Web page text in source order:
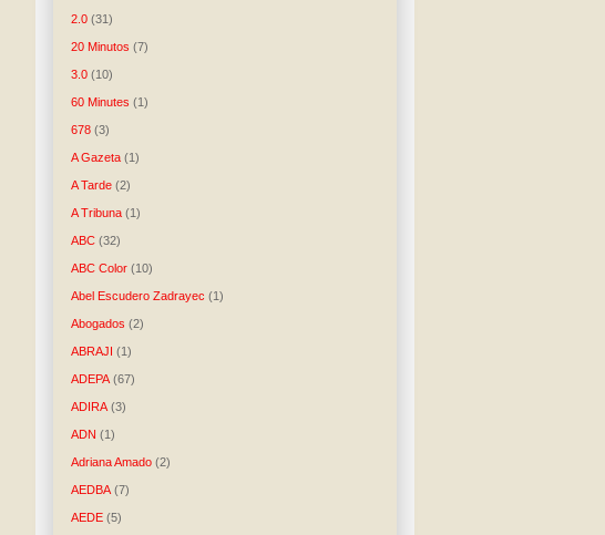
2.0 (31)
20 Minutos (7)
3.0 (10)
60 Minutes (1)
678 (3)
A Gazeta (1)
A Tarde (2)
A Tribuna (1)
ABC (32)
ABC Color (10)
Abel Escudero Zadrayec (1)
Abogados (2)
ABRAJI (1)
ADEPA (67)
ADIRA (3)
ADN (1)
Adriana Amado (2)
AEDBA (7)
AEDE (5)